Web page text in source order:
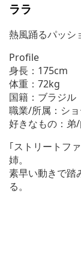
ララ
熱風踊るパッシ
Profile
身長：175cm
体重：72kg
国籍：ブラジル
職業/所属：シ
好きなもの：弟
｢ストリートフ
姉。
素早い動きで踏
る。